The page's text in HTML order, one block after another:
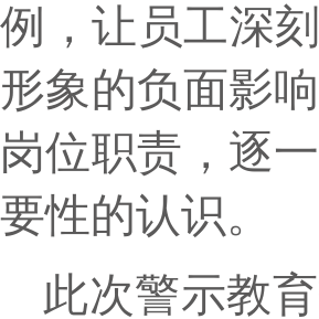
例，让员工深
形象的负面影
岗位职责，逐
要性的认识。
此次警示教